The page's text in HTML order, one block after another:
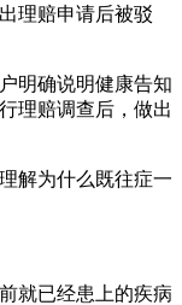
理赔申请后被驳
明确说明健康告知
理赔调查后，做出
解为什么既往症一
就已经患上的疾病